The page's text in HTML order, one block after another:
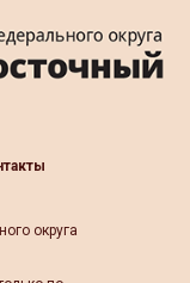
округа